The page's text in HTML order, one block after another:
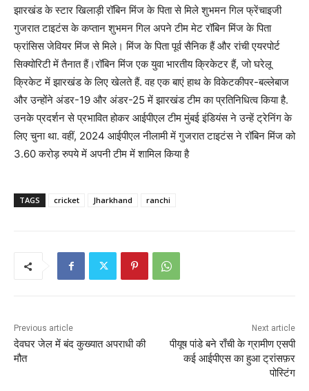
झारखंड के स्टार खिलाड़ी रॉबिन मिंज के पिता से मिले शुभमन गिल फ्रेंचाइजी
गुजरात टाइटंस के कप्तान शुभमन गिल अपने टीम मेट रॉबिन मिंज के पिता
फ्रांसिस जेवियर मिंज से मिले। मिंज के पिता पूर्व सैनिक हैं और रांची एयरपोर्ट
सिक्योरिटी में तैनात हैं।रॉबिन मिंज एक युवा भारतीय क्रिकेटर हैं, जो घरेलू
क्रिकेट में झारखंड के लिए खेलते हैं. वह एक बाएं हाथ के विकेटकीपर-बल्लेबाज
और उन्होंने अंडर-19 और अंडर-25 में झारखंड टीम का प्रतिनिधित्व किया है.
उनके प्रदर्शन से प्रभावित होकर आईपीएल टीम मुंबई इंडियंस ने उन्हें ट्रेनिंग के
लिए चुना था. वहीं, 2024 आईपीएल नीलामी में गुजरात टाइटंस ने रॉबिन मिंज को
3.60 करोड़ रुपये में अपनी टीम में शामिल किया है
TAGS cricket Jharkhand ranchi
Previous article
देवघर जेल में बंद कुख्यात अपराधी की
मौत
Next article
पीयूष पांडे बने राँची के ग्रामीण एसपी
कई आईपीएस का हुआ ट्रांसफ़र
पोस्टिंग